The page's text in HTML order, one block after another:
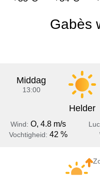
Gabès
Middag
13:00
Helder
Wind: O, 4.8 m/s
Vochtigheid: 42 %